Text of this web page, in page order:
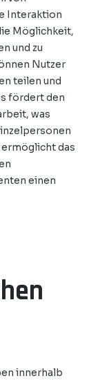
Interaktion
Möglichkeit,
und zu
Nutzer
teilen und
fördert den
was
das
einen
innerhalb